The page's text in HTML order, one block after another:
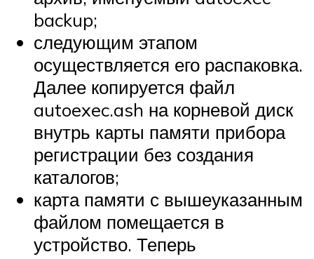
backup;
следующим этапом
осуществляется его распаковка.
Далее копируется файл
autoexec.ash на корневой диск
внутрь карты памяти прибора
регистрации без создания
каталогов;
карта памяти с вышеуказанным
файлом помещается в
устройство. Теперь